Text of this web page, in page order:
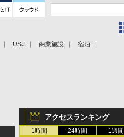
USJ 商業施設 宿泊
アクセスランキング
1時間 24時間 1週間